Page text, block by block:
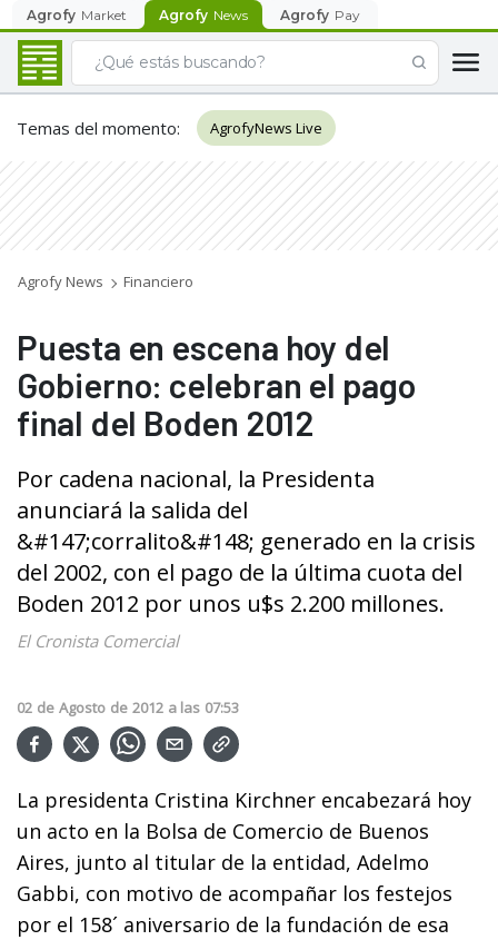
Agrofy Market Agrofy News Agrofy Pay
Temas del momento: AgrofyNews Live
Agrofy News Financiero
Puesta en escena hoy del
Gobierno: celebran el pago
final del Boden 2012
Por cadena nacional, la Presidenta
anunciará la salida del
&#147;corralito&#148; generado en la crisis
del 2002, con el pago de la última cuota del
Boden 2012 por unos u$s 2.200 millones.
El Cronista Comercial
02 de Agosto de 2012 a las 07:53
La presidenta Cristina Kirchner encabezará hoy
un acto en la Bolsa de Comercio de Buenos
Aires, junto al titular de la entidad, Adelmo
Gabbi, con motivo de acompañar los festejos
por el 158´ aniversario de la fundación de esa